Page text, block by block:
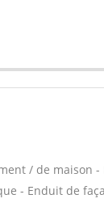
/ de maison
- Enduit de